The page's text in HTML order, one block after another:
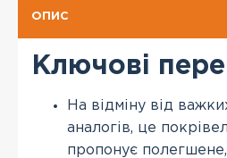
ОПИС
Ключові
На відміну від
аналогів, це
пропонує